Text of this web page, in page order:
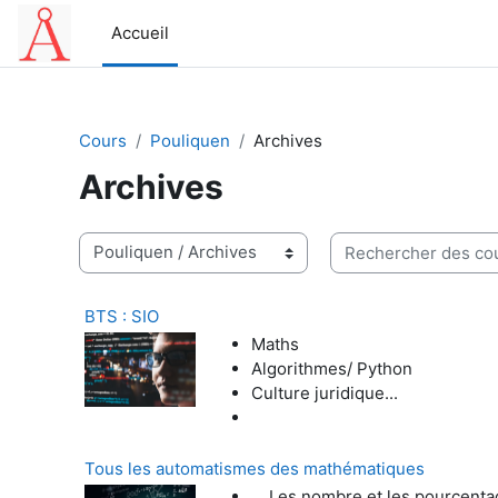
Passer au contenu principal
Accueil
Cours Pouliquen Archives
Archives
Catégories de cours
Rechercher des cours
BTS : SIO
Maths
Algorithmes/ Python
Culture juridique...
Tous les automatismes des mathématiques